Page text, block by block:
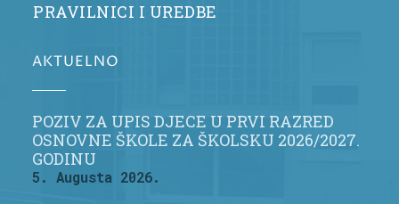
PRAVILNICI I UREDBE
AKTUELNO
POZIV ZA UPIS DJECE U PRVI RAZRED
OSNOVNE ŠKOLE ZA ŠKOLSKU 2026/2027.
GODINU
5. Augusta 2026.